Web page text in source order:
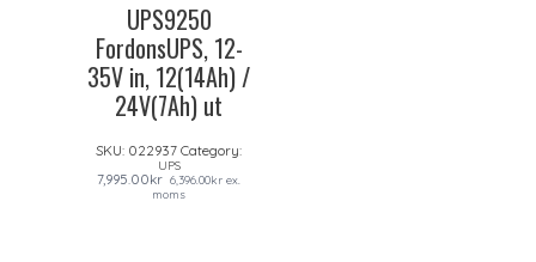
UPS9250
FordonsUPS, 12-
35V in, 12(14Ah) /
24V(7Ah) ut
SKU: 022937 Category:
UPS
7,995.00kr 6,396.00kr ex.
moms